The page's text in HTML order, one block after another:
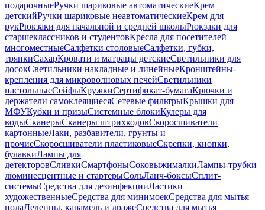
подарочныеРучки шариковые автоматическиеКрем
детскийРучки шариковые неавтоматическиеКрем для
рукРюкзаки для начальной и средней школыРюкзаки для
старшеклассников и студентовКресла для посетителей
многоместныеСалфетки столовыеСалфетки, губки,
тряпкиСахарКровати и матрацы детскиеСветильники для
досокСветильники накладные и линейныеКронштейны-
крепления для микроволновых печейСветильники
настольныеСейфыКружкиСертификат-бумагаКрючки и
держатели самоклеящиесяСетевые фильтрыКрышки для
МФУКубки и призыСистемные блокиКулеры для
водыСканерыСканеры штрихкодовСкоросшиватели
картонныеЛаки, разбавители, грунты и
прочиеСкоросшиватели пластиковыеСкрепки, кнопки,
булавкиЛампы для
детекторовСливкиСмартфоныСоковыжималкиЛампы-трубки
люминесцентные и стартерыСольЛанч-боксыСплит-
системыСредства для дезинфекцииЛастики
художественныеСредства для минимоекСредства для мытья
полаЛеденцы, карамель и дражеСредства для мытья